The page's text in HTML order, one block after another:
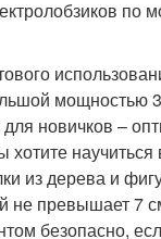
по
мощностью
новичков –
хотите
из дерева и
не превышает 7
безопасно,